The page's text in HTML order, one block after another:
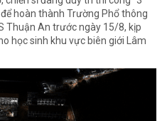
hoàn thành Trường Phổ thông
Thuận An trước ngày 15/8, kịp
học sinh khu vực biên giới Lâm